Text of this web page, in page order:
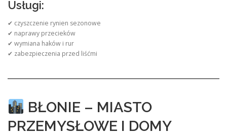
Usługi:
✔ czyszczenie rynien sezonowe
✔ naprawy przecieków
✔ wymiana haków i rur
✔ zabezpieczenia przed liśćmi
BŁONIE – MIASTO
PRZEMYSŁOWE I DOMY